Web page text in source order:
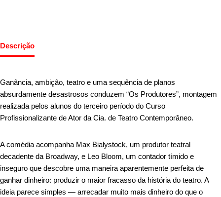
Descrição
Ganância, ambição, teatro e uma sequência de planos
absurdamente desastrosos conduzem “Os Produtores”, montagem
realizada pelos alunos do terceiro período do Curso
Profissionalizante de Ator da Cia. de Teatro Contemporâneo.
A comédia acompanha Max Bialystock, um produtor teatral
decadente da Broadway, e Leo Bloom, um contador tímido e
inseguro que descobre uma maneira aparentemente perfeita de
ganhar dinheiro: produzir o maior fracasso da história do teatro. A
ideia parece simples — arrecadar muito mais dinheiro do que o